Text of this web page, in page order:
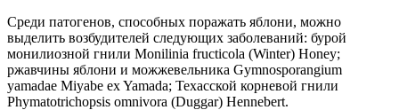
Среди патогенов, способных поражать яблони, можно
выделить возбудителей следующих заболеваний: бурой
монилиозной гнили Monilinia fructicola (Winter) Honey;
ржавчины яблони и можжевельника Gymnosporangium
yamadae Miyabe ex Yamada; Техасской корневой гнили
Phymatotrichopsis omnivora (Duggar) Hennebert.